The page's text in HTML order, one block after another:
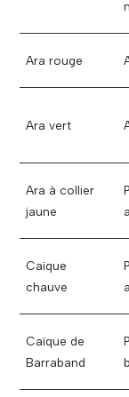
Ara rouge
Ara vert
Ara à collier
jaune
Caïque
chauve
Caïque de
Barraband